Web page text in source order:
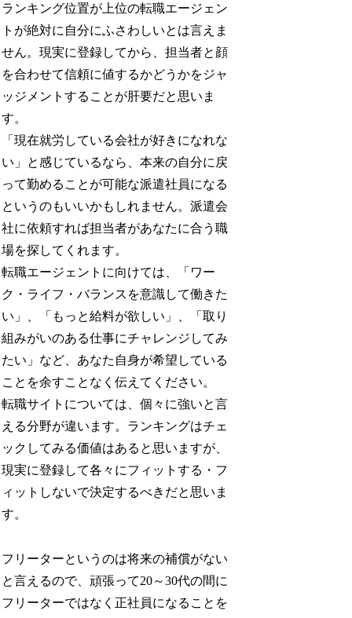
ランキング位置が上位の転職エージェン
トが絶対に自分にふさわしいとは言えま
せん。現実に登録してから、担当者と顔
を合わせて信頼に値するかどうかをジャ
ッジメントすることが肝要だと思いま
す。
「現在就労している会社が好きになれな
い」と感じているなら、本来の自分に戻
って勤めることが可能な派遣社員になる
というのもいいかもしれません。派遣会
社に依頼すれば担当者があなたに合う職
場を探してくれます。
転職エージェントに向けては、「ワー
ク・ライフ・バランスを意識して働きた
い」、「もっと給料が欲しい」、「取り
組みがいのある仕事にチャレンジしてみ
たい」など、あなた自身が希望している
ことを余すことなく伝えてください。
転職サイトについては、個々に強いと言
える分野が違います。ランキングはチェ
ックしてみる価値はあると思いますが、
現実に登録して各々にフィットする・フ
ィットしないで決定するべきだと思いま
す。
フリーターというのは将来の補償がない
と言えるので、頑張って20～30代の間に
フリーターではなく正社員になることを